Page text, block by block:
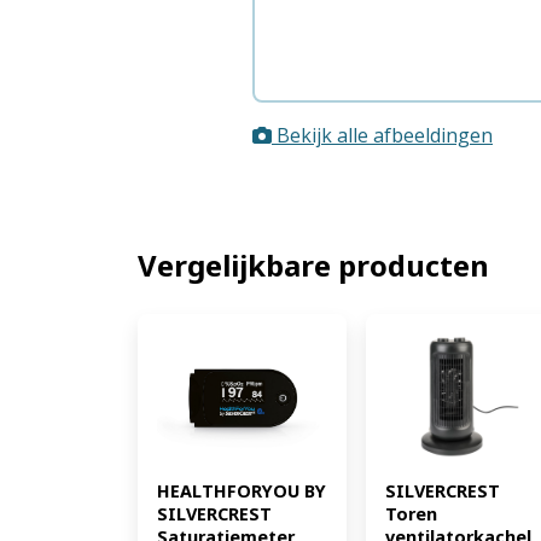
Bekijk alle afbeeldingen
Vergelijkbare producten
HEALTHFORYOU BY
SILVERCREST
SILVERCREST
Toren